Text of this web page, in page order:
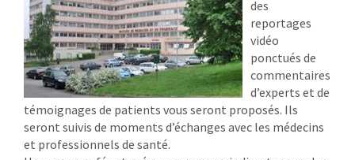
des
reportages
vidéo
ponctués de
commentaires
d’experts et de
témoignages de patients vous seront proposés. Ils
seront suivis de moments d’échanges avec les médecins
et professionnels de santé.